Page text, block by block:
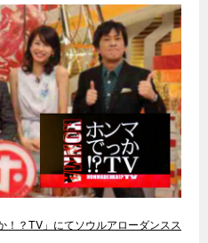
！？TV」にてソウルアローダンスス